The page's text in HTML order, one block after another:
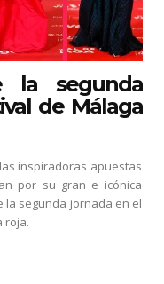
la segunda
de Málaga
inspiradoras apuestas
por su gran e icónica
la segunda jornada en el
roja.